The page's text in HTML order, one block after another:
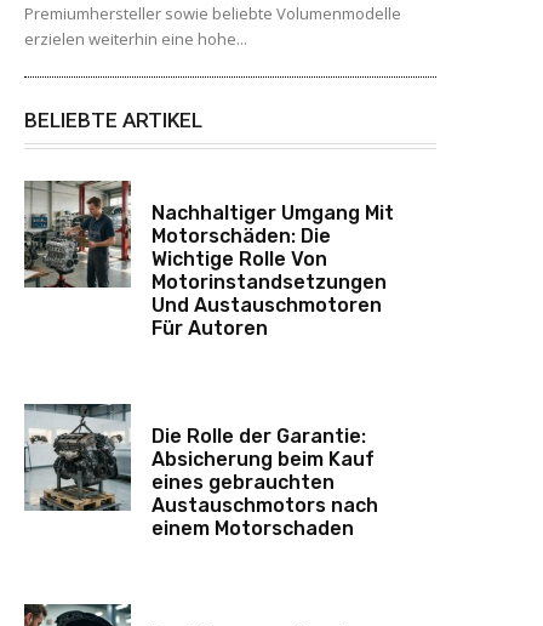
Premiumhersteller sowie beliebte Volumenmodelle
erzielen weiterhin eine hohe...
BELIEBTE ARTIKEL
Nachhaltiger Umgang Mit
Motorschäden: Die
Wichtige Rolle Von
Motorinstandsetzungen
Und Austauschmotoren
Für Autoren
Die Rolle der Garantie:
Absicherung beim Kauf
eines gebrauchten
Austauschmotors nach
einem Motorschaden